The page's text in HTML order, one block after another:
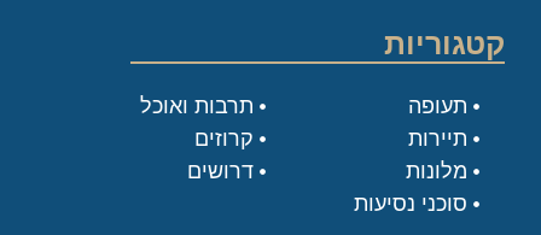
קטגוריות
תעופה
תיירות
מלונות
סוכני נסיעות
תרבות ואוכל
קרוזים
דרושים